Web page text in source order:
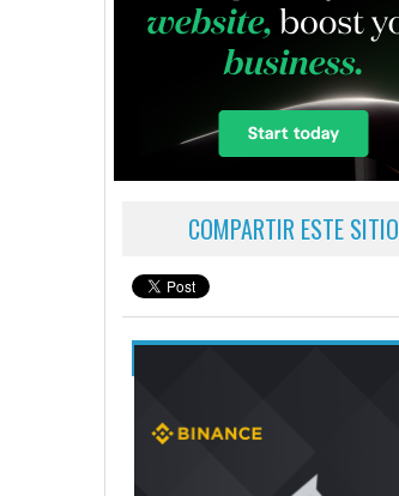
COMPARTIR ESTE SITIO